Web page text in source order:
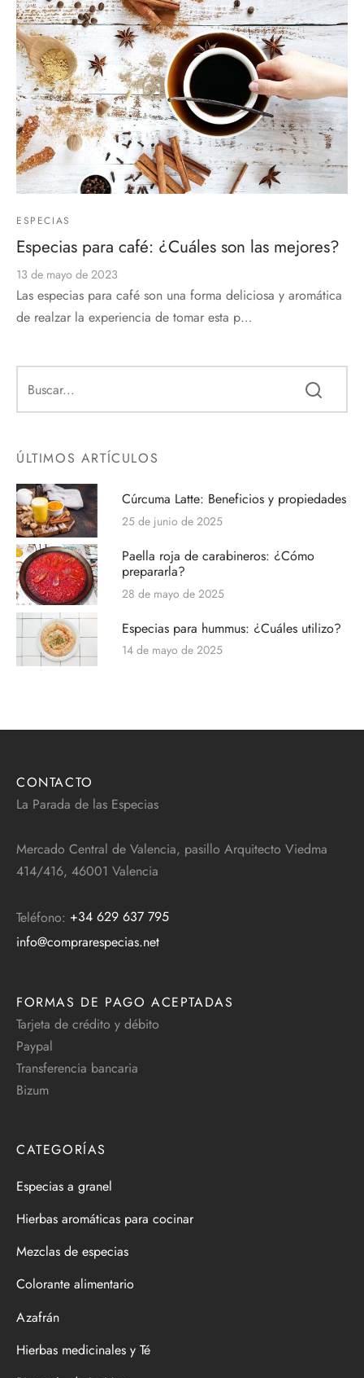
ESPECIAS
Especias para café: ¿Cuáles son las mejores?
13 de mayo de 2023
Las especias para café son una forma deliciosa y aromática
de realzar la experiencia de tomar esta p…
ÚLTIMOS ARTÍCULOS
Cúrcuma Latte: Beneficios y propiedades
25 de junio de 2025
Paella roja de carabineros: ¿Cómo
prepararla?
28 de mayo de 2025
Especias para hummus: ¿Cuáles utilizo?
14 de mayo de 2025
CONTACTO
La Parada de las Especias
Mercado Central de Valencia, pasillo Arquitecto Viedma
414/416, 46001 Valencia
Teléfono: +34 629 637 795
info@comprarespecias.net
FORMAS DE PAGO ACEPTADAS
Tarjeta de crédito y débito
Paypal
Transferencia bancaria
Bizum
CATEGORÍAS
Especias a granel
Hierbas aromáticas para cocinar
Mezclas de especias
Colorante alimentario
Azafrán
Hierbas medicinales y Té